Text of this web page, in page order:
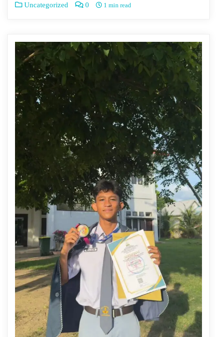
Uncategorized 0 1 min read